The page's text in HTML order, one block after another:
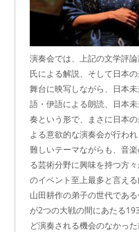
演奏会では、上記の文学評
氏による解説、そして日本
舞台に映写しながら、日本
語・伊語による朗読、日本
奏という形で、まさに日本
よる意欲的な演奏会が行われ
難しいテーマながらも、音
る芸術分野に興味を持つ方
のイベント至上最多と言える
山田耕作の弟子の世代であ
が2つの大戦の間にあたる
ど演奏される機会のなかっ